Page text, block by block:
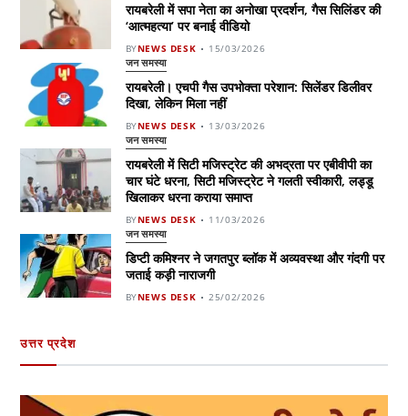
रायबरेली में सपा नेता का अनोखा प्रदर्शन, गैस सिलिंडर की
‘आत्महत्या’ पर बनाई वीडियो
BYNEWS DESK 15/03/2026
जन समस्या
रायबरेली। एचपी गैस उपभोक्ता परेशान: सिलेंडर डिलीवर
दिखा, लेकिन मिला नहीं
BYNEWS DESK 13/03/2026
जन समस्या
रायबरेली में सिटी मजिस्ट्रेट की अभद्रता पर एबीवीपी का
चार घंटे धरना, सिटी मजिस्ट्रेट ने गलती स्वीकारी, लड्डू
खिलाकर धरना कराया समाप्त
BYNEWS DESK 11/03/2026
जन समस्या
डिप्टी कमिश्नर ने जगतपुर ब्लॉक में अव्यवस्था और गंदगी पर
जताई कड़ी नाराजगी
BYNEWS DESK 25/02/2026
उत्तर प्रदेश